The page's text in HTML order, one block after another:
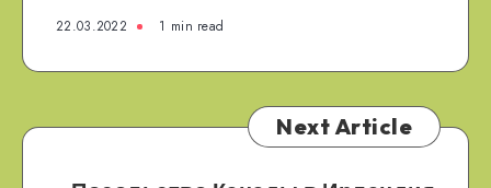
22.03.2022 1 min read
Next Article